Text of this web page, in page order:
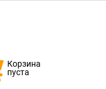
Корзина
пуста